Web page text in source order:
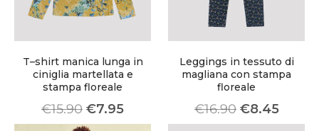
T–shirt manica lunga in
ciniglia martellata e
stampa floreale
€15.90 €7.95
Leggings in tessuto di
magliana con stampa
floreale
€16.90 €8.45